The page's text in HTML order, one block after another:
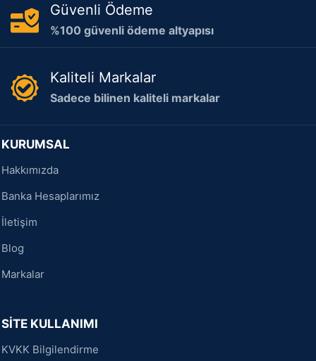
Güvenli Ödeme
%100 güvenli ödeme altyapısı
Kaliteli Markalar
Sadece bilinen kaliteli markalar
KURUMSAL
Hakkımızda
Banka Hesaplarımız
İletişim
Blog
Markalar
SİTE KULLANIMI
KVKK Bilgilendirme